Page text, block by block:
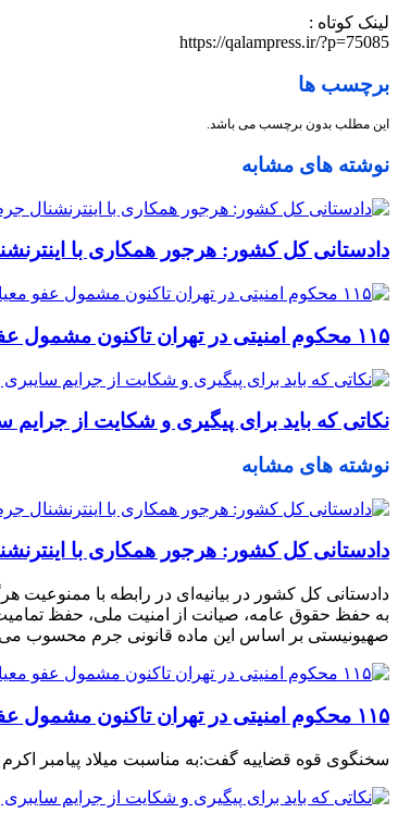
لینک کوتاه :
https://qalampress.ir/?p=75085
برچسب ها
این مطلب بدون برچسب می باشد.
نوشته های مشابه
دادستانی کل کشور: هرجور همکاری با
۱۱۵ محکوم امنیتی در تهران تاکنون مشمول عفو معیاری شده‌اند
نکاتی که باید برای پیگیری و شکایت از جرایم
نوشته های مشابه
دادستانی کل کشور: هرجور همکاری با
دادستانی کل کشور در بیانیه‌ای در رابطه با ممنوعیت
به حفظ حقوق عامه، صیانت از امنیت ملی، حفظ تمامیت
صهیونیستی بر اساس این ماده قانونی جرم محسوب
۱۱۵ محکوم امنیتی در تهران تاکنون مشمول عفو معیاری شده‌اند
سخنگوی قوه قضاییه گفت:به مناسبت میلاد پیامبر